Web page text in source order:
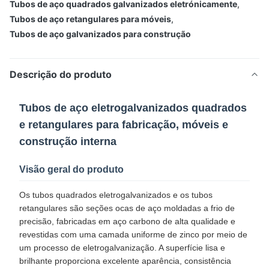
Tubos de aço quadrados galvanizados eletrónicamente,
Tubos de aço retangulares para móveis,
Tubos de aço galvanizados para construção
Descrição do produto
Tubos de aço eletrogalvanizados quadrados
e retangulares para fabricação, móveis e
construção interna
Visão geral do produto
Os tubos quadrados eletrogalvanizados e os tubos
retangulares são seções ocas de aço moldadas a frio de
precisão, fabricadas em aço carbono de alta qualidade e
revestidas com uma camada uniforme de zinco por meio de
um processo de eletrogalvanização. A superfície lisa e
brilhante proporciona excelente aparência, consistência